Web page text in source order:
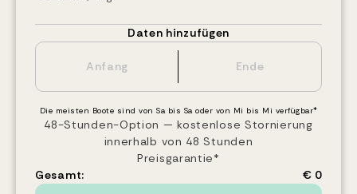
Daten hinzufügen
Die meisten Boote sind von Sa bis Sa oder von Mi bis Mi verfügbar*
48-Stunden-Option — kostenlose Stornierung
innerhalb von 48 Stunden
Preisgarantie*
Gesamt:
€ 0